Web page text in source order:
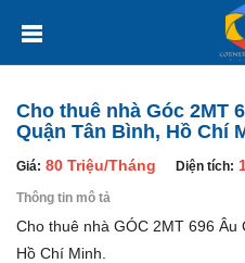
Cho thuê nhà Góc 2MT
Quận Tân Bình, Hồ Chí
Giá: 80 Triệu/Tháng Diện tích:
Thông tin mô tả
Cho thuê nhà GÓC 2MT 696 Âu
Hồ Chí Minh.